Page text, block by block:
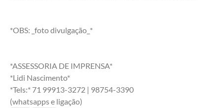
*OBS: _foto divulgação_*
*ASSESSORIA DE IMPRENSA*
*Lidi Nascimento*
*Tels:* 71 99913-3272 | 98754-3390
(whatsapps e ligação)